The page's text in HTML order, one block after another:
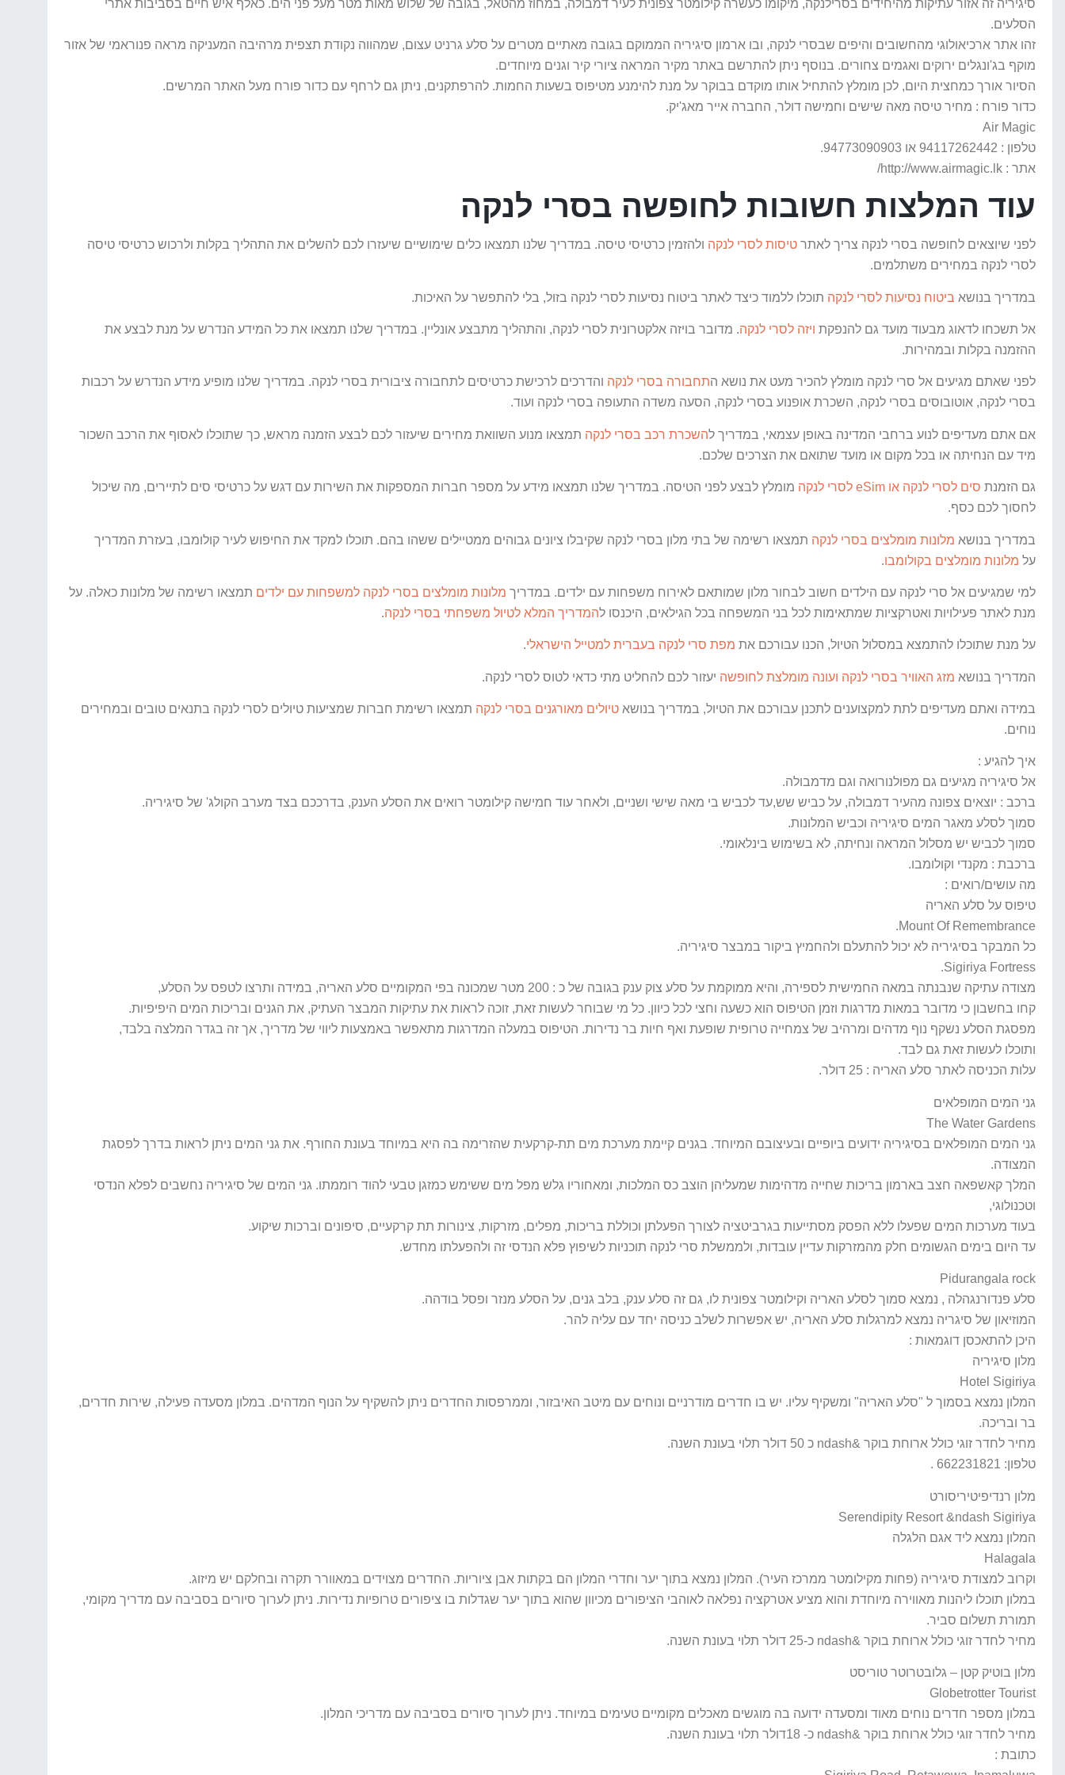
סיגיריה זה אזור עתיקות מהיחידים בסרילנקה, מיקומו כעשרה קילומטר צפונית לעיר דמבולה, במחוז מהטאל, בגובה של שלוש מאות מטר מעל פני הים. כאלף איש חיים בסביבות אתרי
הסלעים.
זהו אתר ארכיאולוגי מהחשובים והיפים שבסרי לנקה, ובו ארמון סיגיריה הממוקם בגובה מאתיים מטרים על סלע גרניט עצום, שמהווה נקודת תצפית מרהיבה המעניקה מראה פנוראמי של אזור
מוקף בג'ונגלים ירוקים ואגמים צחורים. בנוסף ניתן להתרשם באתר מקיר המראה ציורי קיר וגנים מיוחדים.
הסיור אורך כמחצית היום, לכן מומלץ להתחיל אותו מוקדם בבוקר על מנת להימנע מטיפוס בשעות החמות. להרפתקנים, ניתן גם לרחף עם כדור פורח מעל האתר המרשים.
כדור פורח : מחיר טיסה מאה שישים וחמישה דולר, החברה אייר מאג'יק.
Air Magic
טלפון : 94117262442 או 94773090903.
אתר : http://www.airmagic.lk/
עוד המלצות חשובות לחופשה בסרי לנקה
לפני שיוצאים לחופשה בסרי לנקה צריך לאתר טיסות לסרי לנקה ולהזמין כרטיסי טיסה. במדריך שלנו תמצאו כלים שימושיים שיעזרו לכם להשלים את התהליך בקלות ולרכוש כרטיסי טיסה
לסרי לנקה במחירים משתלמים.
במדריך בנושא ביטוח נסיעות לסרי לנקה תוכלו ללמוד כיצד לאתר ביטוח נסיעות לסרי לנקה בזול, בלי להתפשר על האיכות.
אל תשכחו לדאוג מבעוד מועד גם להנפקת ויזה לסרי לנקה. מדובר בויזה אלקטרונית לסרי לנקה, והתהליך מתבצע אונליין. במדריך שלנו תמצאו את כל המידע הנדרש על מנת לבצע את
ההזמנה בקלות ובמהירות.
לפני שאתם מגיעים אל סרי לנקה מומלץ להכיר מעט את נושא התחבורה בסרי לנקה והדרכים לרכישת כרטיסים לתחבורה ציבורית בסרי לנקה. במדריך שלנו מופיע מידע הנדרש על רכבות
בסרי לנקה, אוטובוסים בסרי לנקה, השכרת אופנוע בסרי לנקה, הסעה משדה התעופה בסרי לנקה ועוד.
אם אתם מעדיפים לנוע ברחבי המדינה באופן עצמאי, במדריך להשכרת רכב בסרי לנקה תמצאו מנוע השוואת מחירים שיעזור לכם לבצע הזמנה מראש, כך שתוכלו לאסוף את הרכב השכור
מיד עם הנחיתה או בכל מקום או מועד שתואם את הצרכים שלכם.
גם הזמנת סים לסרי לנקה או eSim לסרי לנקה
מומלץ לבצע לפני הטיסה. במדריך שלנו תמצאו מידע על מספר חברות המספקות את השירות עם דגש על כרטיסי סים לתיירים, מה שיכול
לחסוך לכם כסף.
במדריך בנושא מלונות מומלצים בסרי לנקה תמצאו רשימה של בתי מלון בסרי לנקה שקיבלו ציונים גבוהים ממטיילים ששהו בהם. תוכלו למקד את החיפוש לעיר קולומבו, בעזרת המדריך
על מלונות מומלצים בקולומבו.
למי שמגיעים אל סרי לנקה עם הילדים חשוב לבחור מלון שמותאם לאירוח משפחות עם ילדים. במדריך מלונות מומלצים בסרי לנקה למשפחות עם ילדים תמצאו רשימה של מלונות כאלה. על
מנת לאתר פעילויות ואטרקציות שמתאימות לכל בני המשפחה בכל הגילאים, היכנסו להמדריך המלא לטיול משפחתי בסרי לנקה.
על מנת שתוכלו להתמצא במסלול הטיול, הכנו עבורכם את מפת סרי לנקה בעברית למטייל הישראלי.
המדריך בנושא מזג האוויר בסרי לנקה ועונה מומלצת לחופשה יעזור לכם להחליט מתי כדאי לטוס לסרי לנקה.
במידה ואתם מעדיפים לתת למקצוענים לתכנן עבורכם את הטיול, במדריך בנושא טיולים מאורגנים בסרי לנקה תמצאו רשימת חברות שמציעות טיולים לסרי לנקה בתנאים טובים ובמחירים
נוחים.
איך להגיע :
אל סיגיריה מגיעים גם מפולנורואה וגם מדמבולה.
ברכב : יוצאים צפונה מהעיר דמבולה, על כביש שש,עד לכביש בי מאה שישי ושניים, ולאחר עוד חמישה קילומטר רואים את הסלע הענק, בדרככם בצד מערב הקולג' של סיגיריה.
סמוך לסלע מאגר המים סיגיריה וכביש המלונות.
סמוך לכביש יש מסלול המראה ונחיתה, לא בשימוש בינלאומי.
ברכבת : מקנדי וקולומבו.
מה עושים/רואים :
טיפוס על סלע האריה
Mount Of Remembrance.
כל המבקר בסיגיריה לא יכול להתעלם ולהחמיץ ביקור במבצר סיגיריה.
Sigiriya Fortress.
מצודה עתיקה שנבנתה במאה החמישית לספירה, והיא ממוקמת על סלע צוק ענק בגובה של כ : 200 מטר שמכונה בפי המקומיים סלע האריה, במידה ותרצו לטפס על הסלע,
קחו בחשבון כי מדובר במאות מדרגות וזמן הטיפוס הוא כשעה וחצי לכל כיוון. כל מי שבוחר לעשות זאת, זוכה לראות את עתיקות המבצר העתיק, את הגנים ובריכות המים היפיפיות.
מפסגת הסלע נשקף נוף מדהים ומרהיב של צמחייה טרופית שופעת ואף חיות בר נדירות. הטיפוס במעלה המדרגות מתאפשר באמצעות ליווי של מדריך, אך זה בגדר המלצה בלבד,
ותוכלו לעשות זאת גם לבד.
עלות הכניסה לאתר סלע האריה : 25 דולר.
גני המים המופלאים
The Water Gardens
גני המים המופלאים בסיגיריה ידועים ביופיים ובעיצובם המיוחד. בגנים קיימת מערכת מים תת-קרקעית שהזרימה בה היא במיוחד בעונת החורף. את גני המים ניתן לראות בדרך לפסגת
המצודה.
המלך קאשפאה חצב בארמון בריכות שחייה מדהימות שמעליהן הוצב כס המלכות, ומאחוריו גלש מפל מים ששימש כמזגן טבעי להוד רוממתו. גני המים של סיגיריה נחשבים לפלא הנדסי
וטכנולוגי,
בעוד מערכות המים שפעלו ללא הפסק מסתייעות בגרביטציה לצורך הפעלתן וכוללת בריכות, מפלים, מזרקות, צינורות תת קרקעיים, סיפונים וברכות שיקוע.
עד היום בימים הגשומים חלק מהמזרקות עדיין עובדות, ולממשלת סרי לנקה תוכניות לשיפוץ פלא הנדסי זה ולהפעלתו מחדש.
Pidurangala rock
סלע פנדורנגהלה , נמצא סמוך לסלע האריה וקילומטר צפונית לו, גם זה סלע ענק, בלב גנים, על הסלע מנזר ופסל בודהה.
המוזיאון של סיגריה נמצא למרגלות סלע האריה, יש אפשרות לשלב כניסה יחד עם עליה להר.
היכן להתאכסן דוגמאות :
מלון סיגיריה
Hotel Sigiriya
המלון נמצא בסמוך ל "סלע האריה" ומשקיף עליו. יש בו חדרים מודרניים ונוחים עם מיטב האיבזור, וממרפסות החדרים ניתן להשקיף על הנוף המדהים. במלון מסעדה פעילה, שירות חדרים,
בר ובריכה.
מחיר לחדר זוגי כולל ארוחת בוקר &ndash כ 50 דולר תלוי בעונת השנה.
טלפון: 662231821 .
מלון רנדיפיטיריסורט
Serendipity Resort &ndash Sigiriya
המלון נמצא ליד אגם הלגלה
Halagala
וקרוב למצודת סיגיריה (פחות מקילומטר ממרכז העיר). המלון נמצא בתוך יער וחדרי המלון הם בקתות אבן ציוריות. החדרים מצוידים במאוורר תקרה ובחלקם יש מיזוג.
במלון תוכלו ליהנות מאווירה מיוחדת והוא מציע אטרקציה נפלאה לאוהבי הציפורים מכיוון שהוא בתוך יער שגדלות בו ציפורים טרופיות נדירות. ניתן לערוך סיורים בסביבה עם מדריך מקומי,
תמורת תשלום סביר.
מחיר לחדר זוגי כולל ארוחת בוקר &ndash כ-25 דולר תלוי בעונת השנה.
מלון בוטיק קטן – גלובטרוטר טוריסט
Globetrotter Tourist
במלון מספר חדרים נוחים מאוד ומסעדה ידועה בה מוגשים מאכלים מקומיים טעימים במיוחד. ניתן לערוך סיורים בסביבה עם מדריכי המלון.
מחיר לחדר זוגי כולל ארוחת בוקר &ndash כ- 18דולר תלוי בעונת השנה.
כתובת :